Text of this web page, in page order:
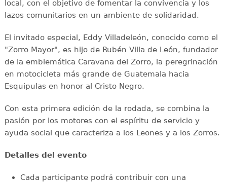
local, con el objetivo de fomentar la convivencia y los
lazos comunitarios en un ambiente de solidaridad.
El invitado especial, Eddy Villadeleón, conocido como el
"Zorro Mayor", es hijo de Rubén Villa de León, fundador
de la emblemática Caravana del Zorro, la peregrinación
en motocicleta más grande de Guatemala hacia
Esquipulas en honor al Cristo Negro.
Con esta primera edición de la rodada, se combina la
pasión por los motores con el espíritu de servicio y
ayuda social que caracteriza a los Leones y a los Zorros.
Detalles del evento
Cada participante podrá contribuir con una